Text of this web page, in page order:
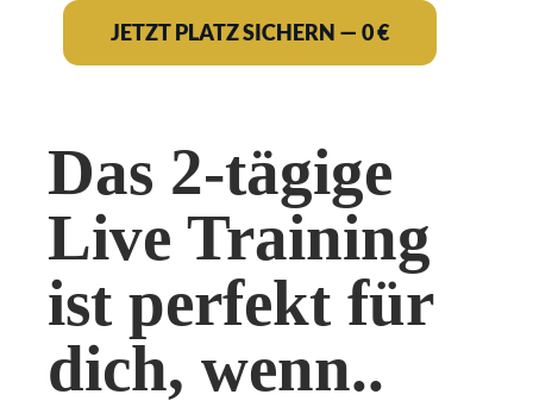
JETZT PLATZ SICHERN — 0 €
Das 2-tägige
Live Training
ist perfekt für
dich, wenn..